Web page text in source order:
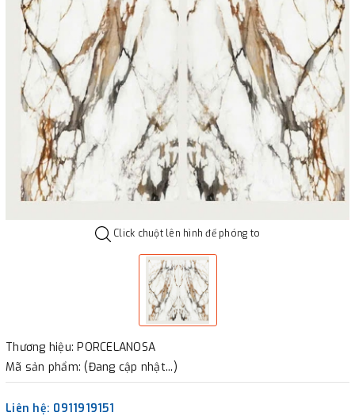
Click chuột lên hình để phóng to
Thương hiệu: PORCELANOSA
Mã sản phẩm: (Đang cập nhật...)
Liên hệ: 0911919151